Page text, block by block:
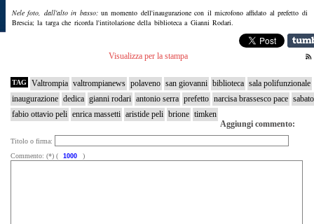
Nele foto, dall'alto in basso: un momento dell'inaugurazione con il microfono affidato al prefetto di
Brescia; la targa che ricorda l'intitolazione della biblioteca a Gianni Rodari.
Visualizza per la stampa
TAG Valtrompia valtrompianews polaveno san giovanni biblioteca sala polifunzionale
inaugurazione dedica gianni rodari antonio serra prefetto narcisa brassesco pace sabato
fabio ottavio peli enrica massetti aristide peli brione timken
Aggiungi commento:
Titolo o firma:
Commento: (*) (
)